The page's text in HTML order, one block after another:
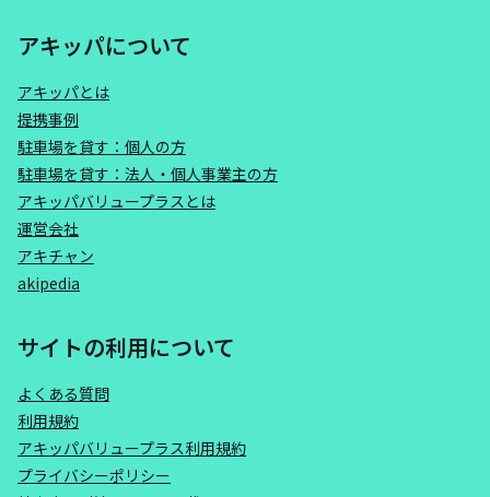
アキッパについて
アキッパとは
提携事例
駐車場を貸す：個人の方
駐車場を貸す：法人・個人事業主の方
アキッパバリュープラスとは
運営会社
アキチャン
akipedia
サイトの利用について
よくある質問
利用規約
アキッパバリュープラス利用規約
プライバシーポリシー